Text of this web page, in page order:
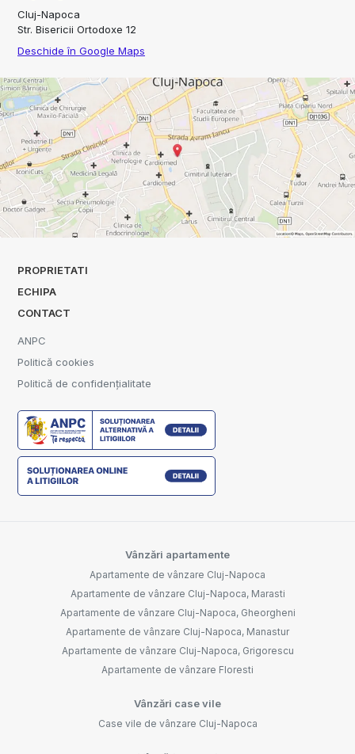
Cluj-Napoca
Str. Bisericii Ortodoxe 12
Deschide în Google Maps
PROPRIETATI
ECHIPA
CONTACT
ANPC
Politică cookies
Politică de confidențialitate
Vânzări apartamente
Apartamente de vânzare Cluj-Napoca
Apartamente de vânzare Cluj-Napoca, Marasti
Apartamente de vânzare Cluj-Napoca, Gheorgheni
Apartamente de vânzare Cluj-Napoca, Manastur
Apartamente de vânzare Cluj-Napoca, Grigorescu
Apartamente de vânzare Floresti
Vânzări case vile
Case vile de vânzare Cluj-Napoca